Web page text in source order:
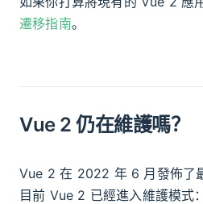
遷移指南。
Vue 2 仍在維護嗎？
Vue 2 在 2022 年 6 月發佈了
目前 Vue 2 已經進入維護模式